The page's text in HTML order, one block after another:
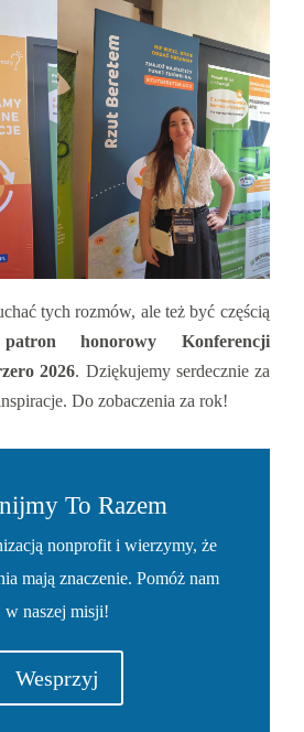
tych rozmów, ale też być częścią
patron honorowy Konferencji
2026. Dziękujemy serdecznie za
Do zobaczenia za rok!
To Razem
nonprofit i wierzymy, że
mają znaczenie. Pomóż nam
w naszej misji!
Wesprzyj